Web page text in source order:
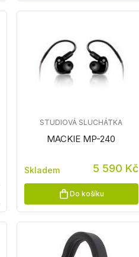
MACKIE MP-240
STUDIOVÁ SLUCHÁTKA
Skladem 5 590 Kč
Do košíku